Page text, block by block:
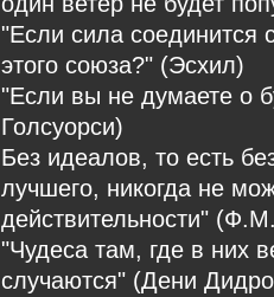
"Если сила соединится
этого союза?" (Эсхил)
"Если вы не думаете о
Голсуорси)
Без идеалов, то есть
лучшего, никогда не
действительности"
"Чудеса там, где в них
случаются" (Дени